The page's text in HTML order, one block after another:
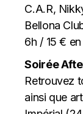
C.A.R,
Bellona
6h / 15 €
Soirée
Retrouvez
ainsi que